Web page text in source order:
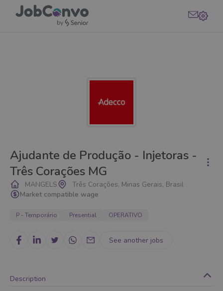
Ajudante de Produção - Injetoras -
Três Corações MG
MANGELS
Três Corações, Minas Gerais, Brasil
Market compatible wage
P - Temporário Presential OPERATIVO
See another jobs
Description